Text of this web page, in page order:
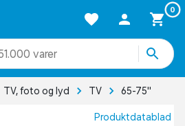
0
varer
TV, foto og lyd TV 65-75"
Produktdatablad